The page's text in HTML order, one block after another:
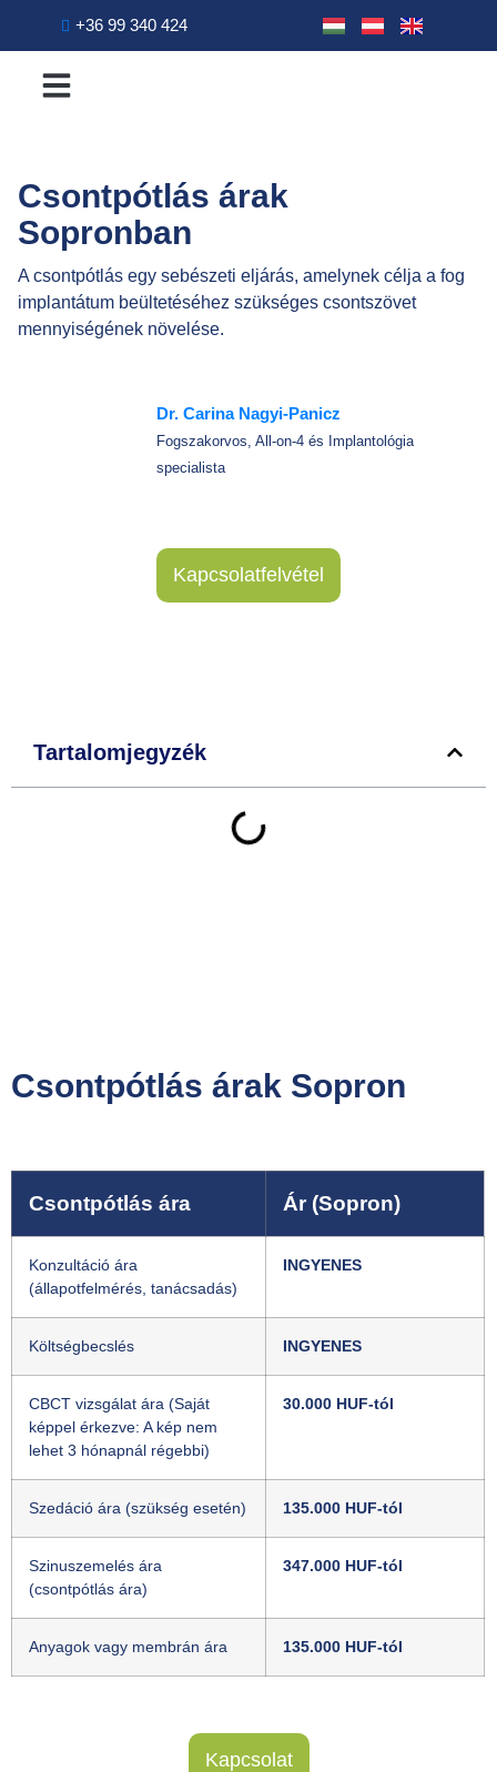
+36 99 340 424
Csontpótlás árak
Sopronban
A csontpótlás egy sebészeti eljárás, amelynek célja a fog
implantátum beültetéséhez szükséges csontszövet
mennyiségének növelése.
Dr. Carina Nagyi-Panicz
Fogszakorvos, All-on-4 és Implantológia
specialista
Kapcsolatfelvétel
Tartalomjegyzék
Csontpótlás árak Sopron
Csontpótlás ára Ár (Sopron)
Konzultáció ára
(állapotfelmérés, tanácsadás)
INGYENES
Költségbecslés INGYENES
CBCT vizsgálat ára (Saját
képpel érkezve: A kép nem
lehet 3 hónapnál régebbi)
30.000 HUF-tól
Szedáció ára (szükség esetén) 135.000 HUF-tól
Szinuszemelés ára
(csontpótlás ára)
347.000 HUF-tól
Anyagok vagy membrán ára 135.000 HUF-tól
Kapcsolat